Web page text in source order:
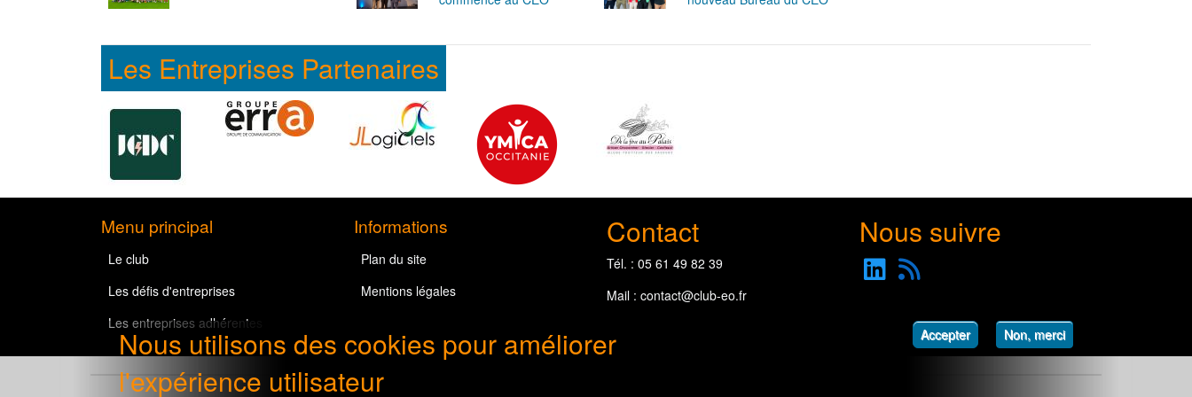
Nous utilisons des cookies pour améliorer
l'expérience utilisateur
Accepter Non, merci
Les Entreprises Partenaires
Menu principal
Le club
Les défis d'entreprises
Les entreprises adhérentes
Informations
Plan du site
Mentions légales
Contact
Tél. : 05 61 49 82 39
Mail : contact@club-eo.fr
Nous suivre